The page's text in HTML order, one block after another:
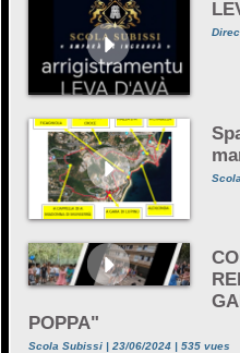
POPPA"
Scola Subissi | 23/06/2024 | 535 vues